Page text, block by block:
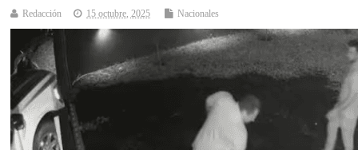
Redacción 15 octubre, 2025 Nacionales